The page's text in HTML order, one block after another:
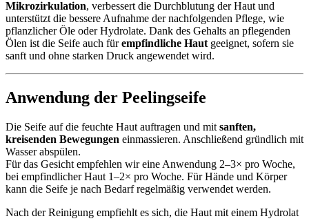
Mikrozirkulation, verbessert die Durchblutung der Haut und
unterstützt die bessere Aufnahme der nachfolgenden Pflege, wie
pflanzlicher Öle oder Hydrolate. Dank des Gehalts an pflegenden
Ölen ist die Seife auch fürempfindliche Haut geeignet, sofern sie
sanft und ohne starken Druck angewendet wird.
Anwendung der Peelingseife
Die Seife auf die feuchte Haut auftragen und mit sanften,
kreisenden Bewegungen einmassieren. Anschließend gründlich mit
Wasser abspülen.
Für das Gesicht empfehlen wir eine Anwendung 2–3× pro Woche,
bei empfindlicher Haut 1–2× pro Woche. Für Hände und Körper
kann die Seife je nach Bedarf regelmäßig verwendet werden.
Nach der Reinigung empfiehlt es sich, die Haut mit einem Hydrolat